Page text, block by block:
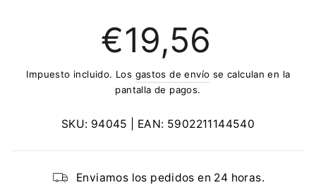
regular
€19,56
Impuesto incluido. Los gastos de envío se calculan en la
pantalla de pagos.
SKU: 94045 | EAN: 5902211144540
Enviamos los pedidos en 24 horas.